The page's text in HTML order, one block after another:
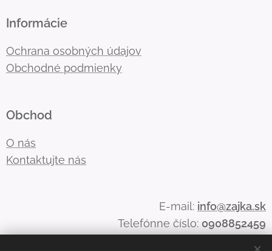
Informácie
Ochrana osobných údajov
Obchodné podmienky
Obchod
O nás
Kontaktujte nás
E-mail: info@zajka.sk
Telefónne číslo: 0908852459